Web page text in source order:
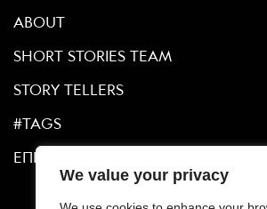
We value your privacy
ABOUT
SHORT STORIES TEAM
STORY TELLERS
#TAGS
ΕΠΙΚΟΙΝΩΝΙΑ